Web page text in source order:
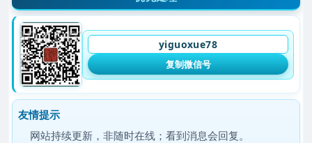
yiguoxue78
复制微信号
友情提示
网站持续更新，非随时在线；看到消息会回复。